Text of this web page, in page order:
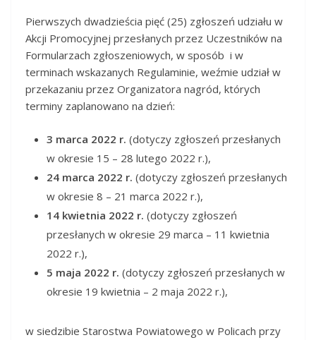
Pierwszych dwadzieścia pięć (25) zgłoszeń udziału w
Akcji Promocyjnej przesłanych przez Uczestników na
Formularzach zgłoszeniowych, w sposób i w
terminach wskazanych Regulaminie, weźmie udział w
przekazaniu przez Organizatora nagród, których
terminy zaplanowano na dzień:
3 marca 2022 r. (dotyczy zgłoszeń przesłanych
w okresie 15 – 28 lutego 2022 r.),
24 marca 2022 r. (dotyczy zgłoszeń przesłanych
w okresie 8 – 21 marca 2022 r.),
14 kwietnia 2022 r. (dotyczy zgłoszeń
przesłanych w okresie 29 marca – 11 kwietnia
2022 r.),
5 maja 2022 r. (dotyczy zgłoszeń przesłanych w
okresie 19 kwietnia – 2 maja 2022 r.),
w siedzibie Starostwa Powiatowego w Policach przy